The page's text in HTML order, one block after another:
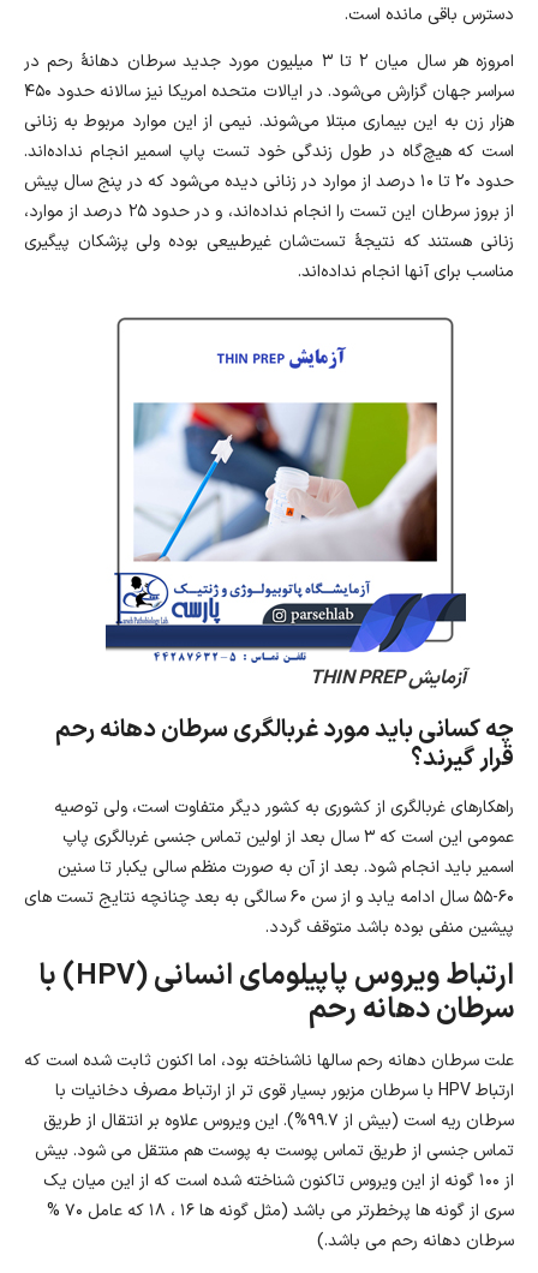
دسترس باقی مانده است.
امروزه هر سال میان ۲ تا ۳ میلیون مورد جدید سرطان دهانهٔ رحم در
سراسر جهان گزارش می‌شود. در ایالات متحده امریکا نیز سالانه حدود ۴۵۰
هزار زن به این بیماری مبتلا می‌شوند. نیمی از این موارد مربوط به زنانی
است که هیچ‌گاه در طول زندگی خود تست پاپ اسمیر انجام نداده‌اند.
حدود ۲۰ تا ۱۰ درصد از موارد در زنانی دیده می‌شود که در پنج سال پیش
از بروز سرطان این تست را انجام نداده‌اند، و در حدود ۲۵ درصد از موارد،
زنانی هستند که نتیجهٔ تست‌شان غیرطبیعی بوده ولی پزشکان پیگیری
مناسب برای آنها انجام نداده‌اند.
آزمایش THIN PREP
چه کسانی باید مورد غربالگری سرطان دهانه رحم
قرار گیرند؟
راهکارهای غربالگری از کشوری به کشور دیگر متفاوت است، ولی توصیه
عمومی این است که ۳ سال بعد از اولین تماس جنسی غربالگری پاپ
اسمیر باید انجام شود. بعد از آن به صورت منظم سالی یکبار تا سنین
۶۰-۵۵ سال ادامه یابد و از سن ۶۰ سالگی به بعد چنانچه نتایج تست های
پیشین منفی بوده باشد متوقف گردد.
ارتباط ویروس پاپیلومای انسانی (HPV) با
سرطان دهانه رحم
علت سرطان دهانه رحم سالها ناشناخته بود، اما اکنون ثابت شده است که
ارتباط HPV با سرطان مزبور بسیار قوی تر از ارتباط مصرف دخانیات با
سرطان ریه است (بیش از ۹۹.۷%). این ویروس علاوه بر انتقال از طریق
تماس جنسی از طریق تماس پوست به پوست هم منتقل می شود. بیش
از ۱۰۰ گونه از این ویروس تاکنون شناخته شده است که از این میان یک
سری از گونه ها پرخطرتر می باشد (مثل گونه ها ۱۶ ، ۱۸ که عامل ۷۰ %
سرطان دهانه رحم می باشد.)